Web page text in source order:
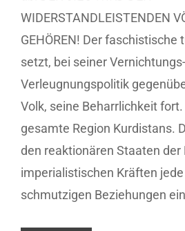
WIDERSTANDLEISTENDEN
GEHÖREN! Der faschistische
setzt, bei seiner
Verleugnungspolitik
Volk, seine Beharrlichkeit
gesamte Region Kurdistans.
den reaktionären Staaten der
imperialistischen Kräften
schmutzigen Beziehungen